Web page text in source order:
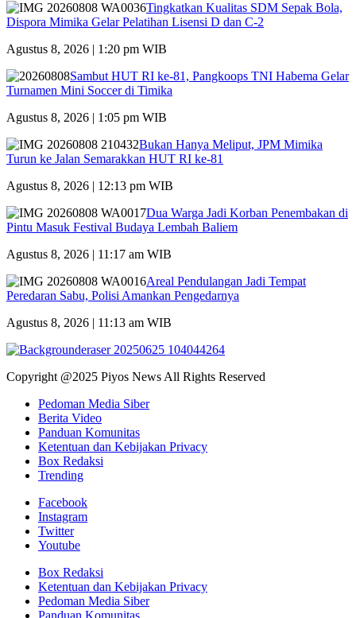
Tingkatkan Kualitas SDM Sepak Bola,
Dispora Mimika Gelar Pelatihan Lisensi D dan C-2
Agustus 8, 2026 | 1:20 pm WIB
Sambut HUT RI ke-81, Pangkoops TNI Habema Gelar
Turnamen Mini Soccer di Timika
Agustus 8, 2026 | 1:05 pm WIB
Bukan Hanya Meliput, JPM Mimika
Turun ke Jalan Semarakkan HUT RI ke-81
Agustus 8, 2026 | 12:13 pm WIB
Dua Warga Jadi Korban Penembakan di
Pintu Masuk Festival Budaya Lembah Baliem
Agustus 8, 2026 | 11:17 am WIB
Areal Pendulangan Jadi Tempat
Peredaran Sabu, Polisi Amankan Pengedarnya
Agustus 8, 2026 | 11:13 am WIB
Copyright @2025 Piyos News All Rights Reserved
Pedoman Media Siber
Berita Video
Panduan Komunitas
Ketentuan dan Kebijakan Privacy
Box Redaksi
Trending
Facebook
Instagram
Twitter
Youtube
Box Redaksi
Ketentuan dan Kebijakan Privacy
Pedoman Media Siber